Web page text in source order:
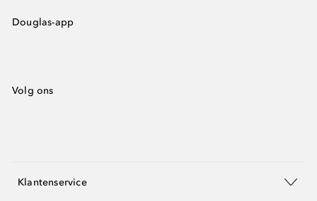
Douglas-app
Volg ons
Klantenservice